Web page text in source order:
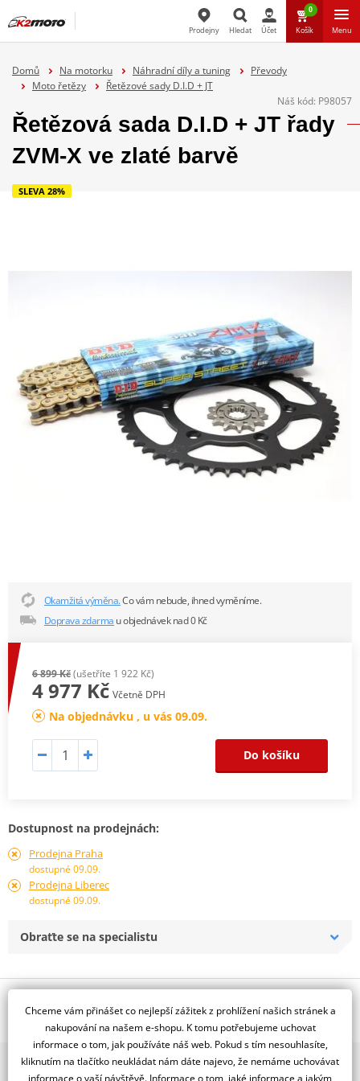
Prodejny Hledat Účet
0
Košík Menu
Domů Na motorku Náhradní díly a tuning
Převody
Moto řetězy
Řetězové sady D.I.D + JT
Náš kód: P98057
Řetězová sada D.I.D + JT řady
ZVM-X ve zlaté barvě
SLEVA 28%
Okamžitá výměna.Co vám nebude, ihned vyměníme.
Doprava zdarma u objednávek nad 0 Kč
6 899 Kč(ušetříte 1 922 Kč)
4 977 Kč Včetně DPH
Na objednávku , u vás 09.09.
Do košíku
Dostupnost na prodejnách:
Prodejna Praha
dostupné 09.09.
Prodejna Liberec
dostupné 09.09.
Obraťte se na specialistu
Jsme autorizovaný
dealer značky D.I.D + JT
Řetězová sada - Řetěz D.I.D, řady ZVM-X ve zlaté barvě, těsněný X-
2x multibrand showroom
Chceme vám přinášet co nejlepší zážitek z prohlížení našich stránek a
nakupování na našem e-shopu. K tomu potřebujeme uchovat
informace o tom, jak používáte náš web. Pokud s tím nesouhlasíte,
kliknutím na tlačítko neukládat nám dáte najevo, že nemáme uchovávat
informace o vaší návštěvě. Informace o tom, jaké informace a jakým